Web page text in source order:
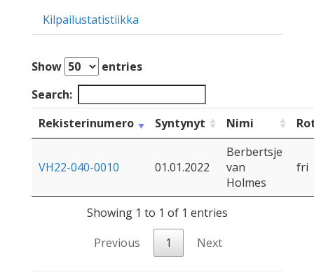
Kilpailustatistiikka
Show
entries
Search:
Rekisterinumero
Syntynyt Nimi
VH22-040-0010 01.01.2022
Berbertsje
van
Holmes
fri
Showing 1 to 1 of 1 entries
Previous
1 Next